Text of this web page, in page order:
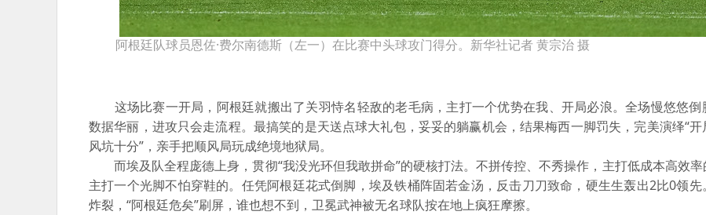
阿根廷队球员恩佐·费尔南德斯（左一）在比赛中头球攻门得分。新华社记者 黄宗治 摄
这场比赛一开局，阿根廷就搬出了关羽恃名轻敌的老毛病，主打一个优势在我、开局必浪。全场慢悠悠倒
数据华丽，进攻只会走流程。最搞笑的是天送点球大礼包，妥妥的躺赢机会，结果梅西一脚罚失，完美演绎“
风坑十分”，亲手把顺风局玩成绝境地狱局。
而埃及队全程庞德上身，贯彻“我没光环但我敢拼命”的硬核打法。不拼传控、不秀操作，主打低成本高效率
主打一个光脚不怕穿鞋的。任凭阿根廷花式倒脚，埃及铁桶阵固若金汤，反击刀刀致命，硬生生轰出2比0领先
炸裂，“阿根廷危矣”刷屏，谁也想不到，卫冕武神被无名球队按在地上疯狂摩擦。